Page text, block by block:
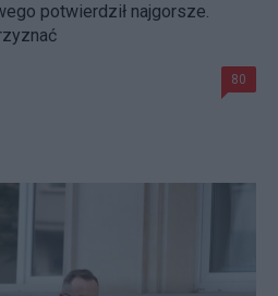
potwierdził najgorsze.
80